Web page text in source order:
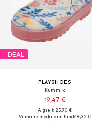
DEAL
PLAYSHOES
Kummik
19,47 €
Algselt: 25,90 €
Viimane madalaim hind:18,32 €